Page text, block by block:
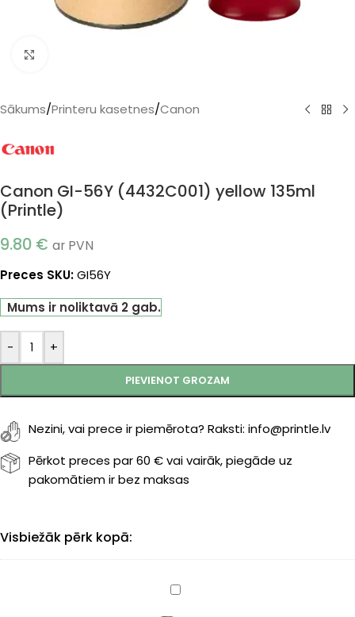
Sākums/Printeru kasetnes/Canon
Canon GI-56Y (4432C001) yellow 135ml
(Printle)
9.80 € ar PVN
Preces SKU:GI56Y
Mums ir noliktavā 2 gab.
- +
PIEVIENOT GROZAM
Nezini, vai prece ir piemērota? Raksti: info@printle.lv
Pērkot preces par 60 € vai vairāk, piegāde uz
pakomātiem ir bez maksas
Visbiežāk pērk kopā:
Canon